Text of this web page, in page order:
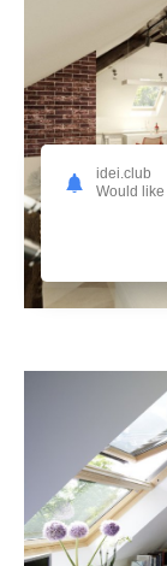
idei.club
Would